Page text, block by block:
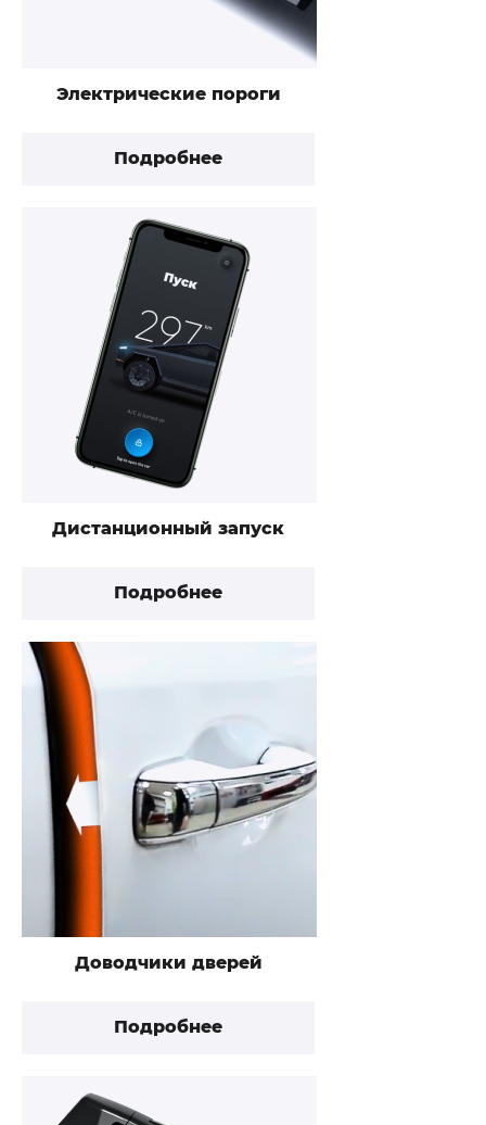
Электрические пороги
Подробнее
Дистанционный запуск
Подробнее
Доводчики дверей
Подробнее